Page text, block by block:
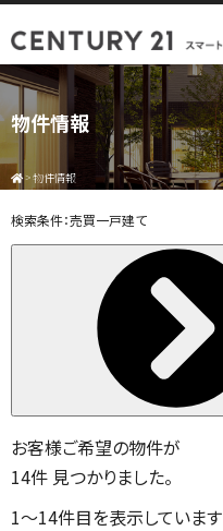
物件情報
>物件情報
検索条件：売買一戸建て
お客様ご希望の物件が
14件 見つかりました。
1～14件目を表示しています